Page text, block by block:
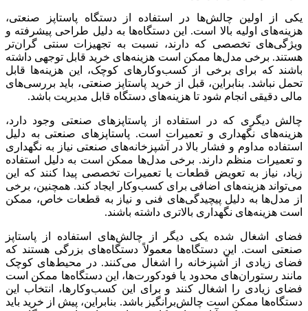
یکی از اولین چالش‌ها در استفاده از دستگاه پاستاپز صنعتی،
هزینه‌های اولیه بالا است. این دستگاه‌ها به دلیل طراحی پیشرفته و
ویژگی‌های تخصصی که دارند، نسبت به تجهیزات سنتی گران‌تر
هستند. برخی مدل‌ها ممکن است هزینه‌های خرید قابل توجهی داشته
باشند که برای برخی از کسب‌وکارهای کوچک، این هزینه‌ها قابل
تحمل نباشد. بنابراین، قبل از خرید پاستاپز صنعتی، باید بررسی‌های
مالی دقیقی انجام شود تا هزینه‌های دستگاه قابل مدیریت باشد.
چالش دیگری که در استفاده از پاستاپزهای صنعتی وجود دارد،
هزینه‌های نگهداری و تعمیرات است. پاستاپزهای صنعتی به دلیل
استفاده مداوم و فشار بالا در آشپزخانه‌های صنعتی نیاز به نگهداری
و تعمیرات منظم دارند. برخی مدل‌ها ممکن است به دلیل استفاده
زیاد، نیاز به تعویض قطعات یا تعمیرات تخصصی پیدا کنند که این
می‌تواند هزینه‌های اضافی برای کسب‌وکار ایجاد کند. همچنین، برخی
از مدل‌ها به دلیل پیچیدگی‌های فنی و نیاز به قطعات خاص، ممکن
است هزینه‌های نگهداری بالاتری داشته باشند.
فضای اشغال شده یکی دیگر از چالش‌های استفاده از پاستاپز
صنعتی است. این دستگاه‌ها معمولاً دستگاه‌های بزرگی هستند که
فضای زیادی از آشپزخانه را اشغال می‌کنند. در محیط‌های کوچک
مانند رستوران‌های محدود یا فودکورت‌ها، این دستگاه‌ها ممکن است
فضای زیادی را اشغال کنند و برای این کسب‌وکارها، انتخاب این
دستگاه‌ها ممکن است چالش‌برانگیز باشد. بنابراین، پیش از خرید باید